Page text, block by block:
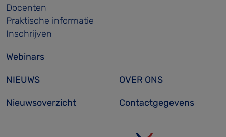
Docenten
Praktische informatie
Inschrijven
Webinars
NIEUWS
Nieuwsoverzicht
OVER ONS
Contactgegevens